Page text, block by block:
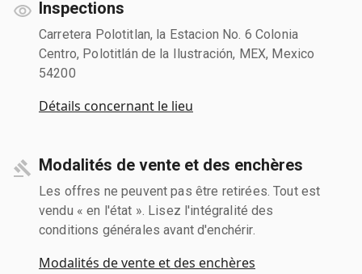
Inspections
Carretera Polotitlan, la Estacion No. 6 Colonia
Centro, Polotitlán de la Ilustración, MEX, Mexico
54200
Détails concernant le lieu
Modalités de vente et des enchères
Les offres ne peuvent pas être retirées. Tout est
vendu « en l'état ». Lisez l'intégralité des
conditions générales avant d'enchérir.
Modalités de vente et des enchères